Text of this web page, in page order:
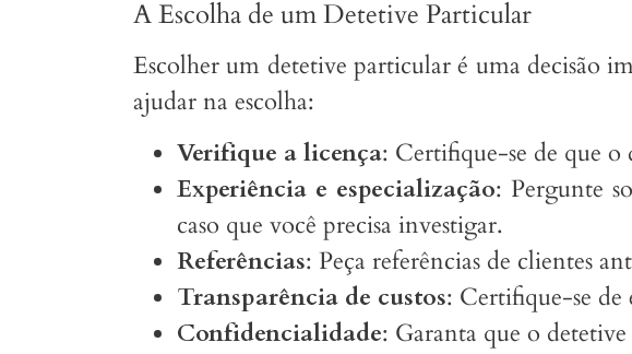
A Escolha de um Detetive Particular
Escolher um detetive particular é uma decisão
ajudar na escolha:
Verifique a licença: Certifique-se de que o
Experiência e especialização: Pergunte
caso que você precisa investigar.
Referências: Peça referências de clientes
Transparência de custos: Certifique-se de
Confidencialidade: Garanta que o